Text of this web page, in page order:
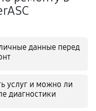
данные перед
услуг и можно ли
диагностики